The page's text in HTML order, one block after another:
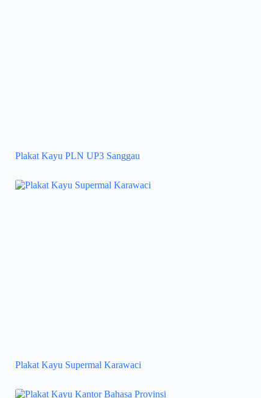
Plakat Kayu PLN UP3 Sanggau
Plakat Kayu Supermal Karawaci